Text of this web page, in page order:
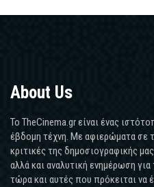
About Us
Το TheCinema.gr είναι ένας
έβδομη τέχνη. Με αφιερώματα σε
κριτικές της δημοσιογραφικής
αλλά και αναλυτική ενημέρωση
τώρα και αυτές που πρόκειται να